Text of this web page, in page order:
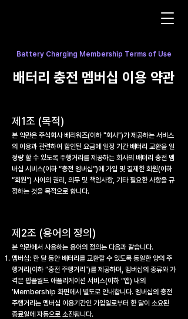
Battery Charging Membership Terms of Use
배터리 충전 멤버십 이용 약관
제1조 (목적)
본 약관은 주식회사 베리워즈(이하 "회사")가 제공하는 서비스
의 이용과 관련하여 할인된 요금에 일정 기간 배터리 교환을 일
정량 할 수 있도록 주행거리를 제공하는 회사의 배터리 충전 멤
버십 서비스(이하 “충전 멤버십”)에 가입 및 결제한 회원(이하
“회원”) 사이의 권리, 의무 및 책임사항, 기타 필요한 사항을 규
정하는 것을 목적으로 합니다.
제2조 (용어의 정의)
본 약관에서 사용하는 용어의 정의는 다음과 같습니다.
멤버십: 한 달 동안 배터리를 교환할 수 있도록 동일한 양의 주
행거리(이하 “충전 주행거리”)를 제공하며, 멤버십의 종류와 가
격은 팝플월드 애플리케이션 서비스(이하 “앱) 내의
’Membership 화면에서 별도로 안내합니다. 멤버십의 충전
주행거리는 멤버십 이용기간인 가입일로부터 한 달이 소요된
종료일에 자동으로 소진됩니다.